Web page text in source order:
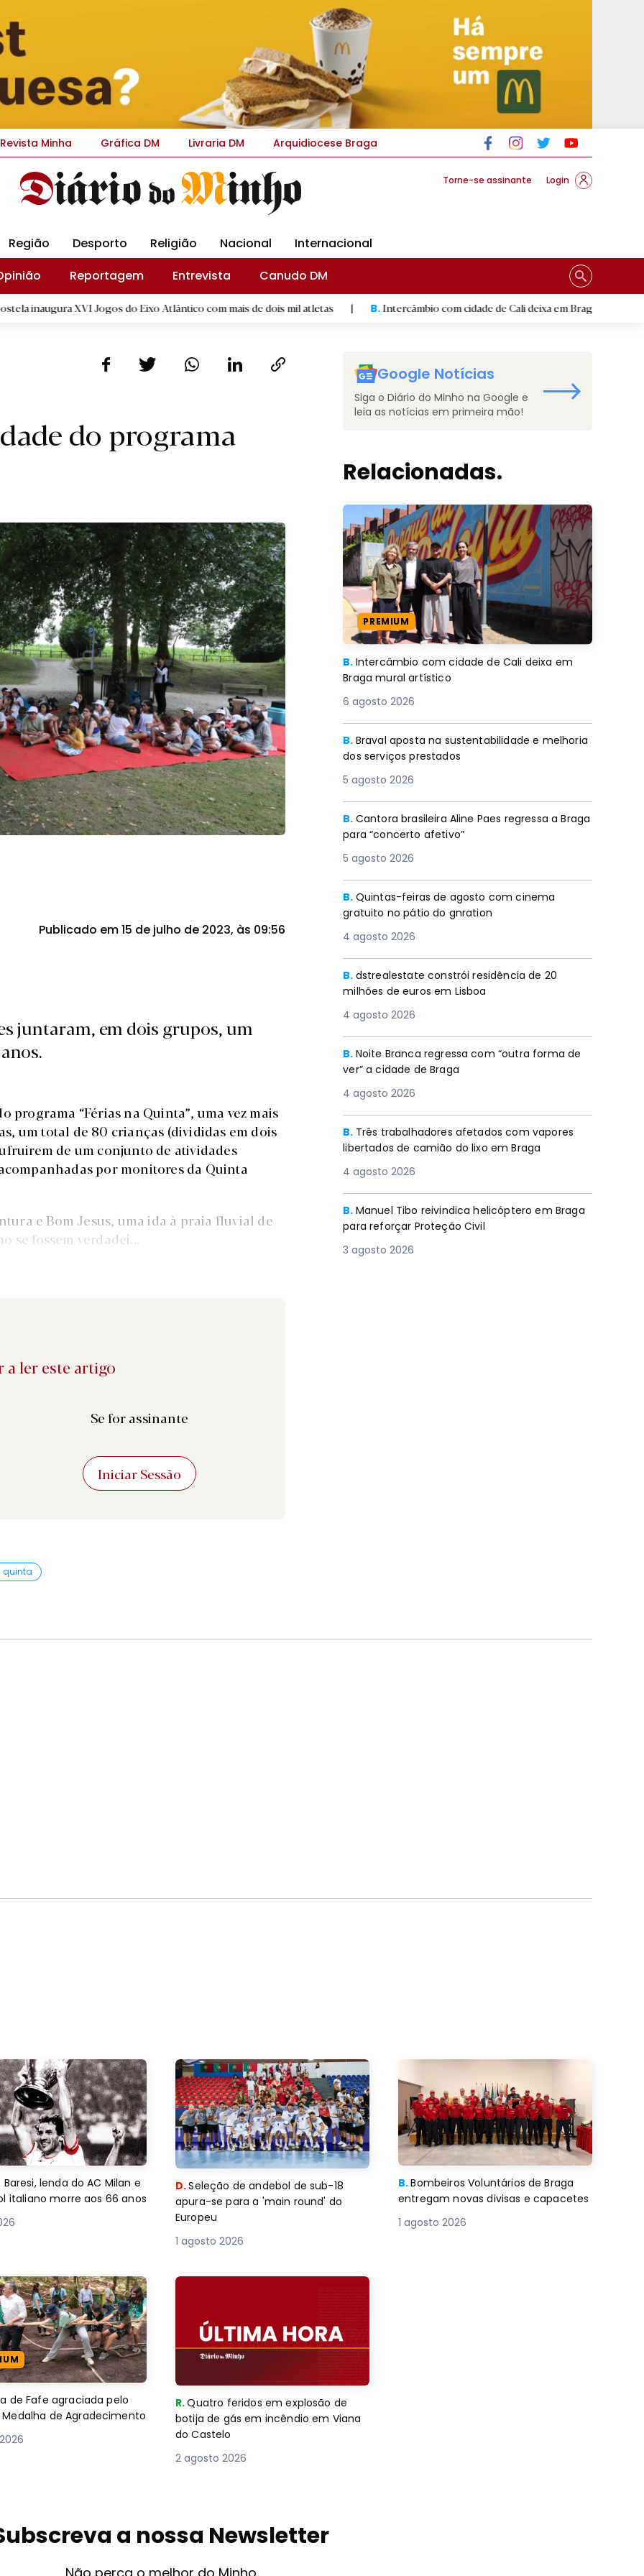
Revista Minha Gráfica DM Livraria DM Arquidiocese Braga
Torne-se assinante Login
Região Desporto Religião Nacional
Internacional
Reportagem Entrevista Canudo DM
Jogos do Eixo Atlântico com mais de dois mil atletas | B.Intercâmbio com cidade de Cali deixa em Braga mural artístico
do programa
Publicado em 15 de julho de 2023, às 09:56
juntaram, em dois grupos, um
programa “Férias na Quinta”, uma vez mais
um total de 80 crianças (divididas em dois
de um conjunto de atividades
por monitores da Quinta
e Bom Jesus, uma ida à praia fluvial de
fossem verdadei...
a ler este artigo
Se for assinante
Iniciar Sessão
quinta
Google Notícias
Siga o Diário do Minho na Google e
leia as notícias em primeira mão!
Relacionadas.
PREMIUM
B. Intercâmbio com cidade de Cali deixa em
Braga mural artístico
6 agosto 2026
B. Braval aposta na sustentabilidade e melhoria
dos serviços prestados
5 agosto 2026
B. Cantora brasileira Aline Paes regressa a Braga
para “concerto afetivo”
5 agosto 2026
B. Quintas-feiras de agosto com cinema
gratuito no pátio do gnration
4 agosto 2026
B. dstrealestate constrói residência de 20
milhões de euros em Lisboa
4 agosto 2026
B. Noite Branca regressa com “outra forma de
ver” a cidade de Braga
4 agosto 2026
B. Três trabalhadores afetados com vapores
libertados de camião do lixo em Braga
4 agosto 2026
B. Manuel Tibo reivindica helicóptero em Braga
para reforçar Proteção Civil
3 agosto 2026
Baresi, lenda do AC Milan e
italiano morre aos 66 anos
D.Seleção de andebol de sub-18
apura-se para a 'main round' do
Europeu
1 agosto 2026
B.Bombeiros Voluntários de Braga
entregam novas divisas e capacetes
1 agosto 2026
de Fafe agraciada pelo
Medalha de Agradecimento
R.Quatro feridos em explosão de
botija de gás em incêndio em Viana
do Castelo
2 agosto 2026
a nossa Newsletter